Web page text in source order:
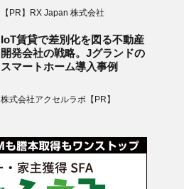
【PR】RX Japan 株式会社
IoT賃貸で差別化を図る不動産
開発会社の戦略。Jグランドの
スマートホーム導入事例
株式会社アクセルラボ【PR】